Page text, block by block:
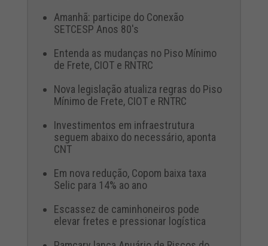
Amanhã: participe do Conexão
SETCESP Anos 80's
Entenda as mudanças no Piso Mínimo
de Frete, CIOT e RNTRC
Nova legislação atualiza regras do Piso
Mínimo de Frete, CIOT e RNTRC
Investimentos em infraestrutura
seguem abaixo do necessário, aponta
CNT
Em nova redução, Copom baixa taxa
Selic para 14% ao ano
Escassez de caminhoneiros pode
elevar fretes e pressionar logística